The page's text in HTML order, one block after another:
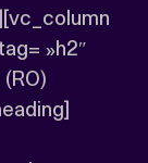
»h2″